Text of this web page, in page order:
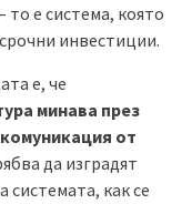
то е система, която
инвестиции.
е, че
минава през
от
да изградят
системата, как се